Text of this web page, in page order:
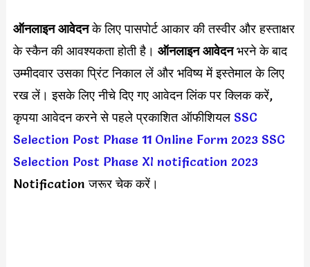
ऑनलाइन आवेदनके लिए पासपोर्ट आकार की तस्वीर और हस्ताक्षर
के स्कैन की आवश्यकता होती है। ऑनलाइन आवेदनभरने के बाद
उम्मीदवार उसका प्रिंट निकाल लें और भविष्य में इस्तेमाल के लिए
रख लें। इसके लिए नीचे दिए गए आवेदन लिंक पर क्लिक करें,
कृपया आवेदन करने से पहले प्रकाशित ऑफीशियल SSC
Selection Post Phase 11 Online Form 2023 SSC
Selection Post Phase XI notification 2023
Notification जरूर चेक करें।